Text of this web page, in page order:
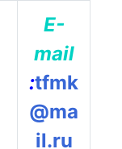
Е-
mail
:tfmk
@ma
il.ru